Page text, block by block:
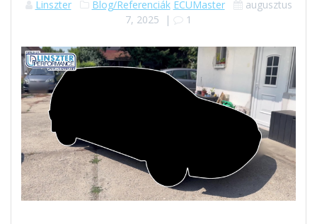
Linszter Blog/Referenciák ECUMaster
augusztus
7, 2025 | 1